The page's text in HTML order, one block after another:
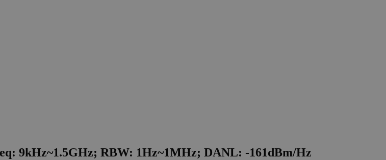
9kHz~1.5GHz; RBW: 1Hz~1MHz; DANL: -161dBm/Hz